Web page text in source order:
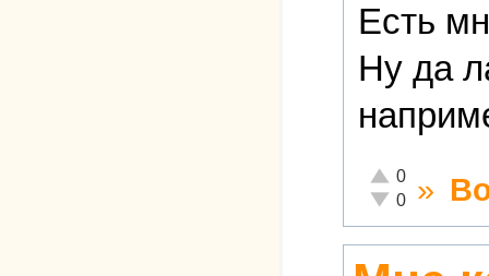
Есть
Ну да
Отлично!
0
Неадекватно!
0 »